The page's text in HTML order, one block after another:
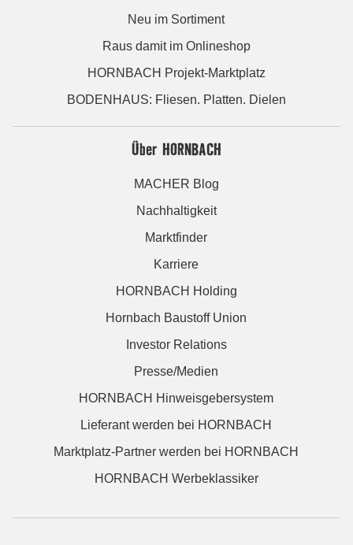
Neu im Sortiment
Raus damit im Onlineshop
HORNBACH Projekt-Marktplatz
BODENHAUS: Fliesen. Platten. Dielen
Über HORNBACH
MACHER Blog
Nachhaltigkeit
Marktfinder
Karriere
HORNBACH Holding
Hornbach Baustoff Union
Investor Relations
Presse/Medien
HORNBACH Hinweisgebersystem
Lieferant werden bei HORNBACH
Marktplatz-Partner werden bei HORNBACH
HORNBACH Werbeklassiker